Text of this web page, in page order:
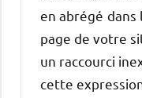
en abrégé
page de votre
un raccourci
cette